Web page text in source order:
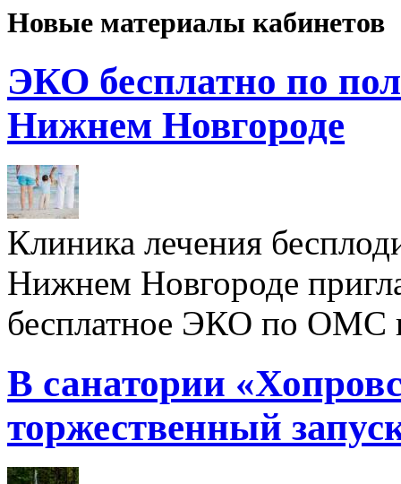
Новые материалы кабинетов
ЭКО бесплатно по
Нижнем Новгороде
Клиника лечения
Нижнем Новгороде
бесплатное ЭКО по ОМС
В санатории
торжественный